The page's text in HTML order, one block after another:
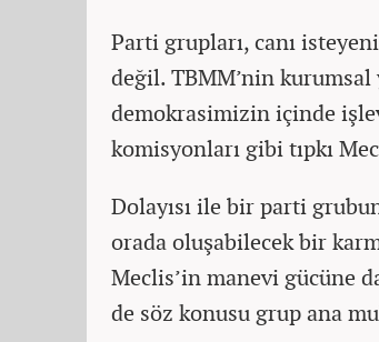
Parti grupları, canı
değil. TBMM’nin kurumsal
demokrasimizin içinde
komisyonları gibi tıpkı
Dolayısı ile bir parti
orada oluşabilecek bir
Meclis’in manevi gücüne
de söz konusu grup ana